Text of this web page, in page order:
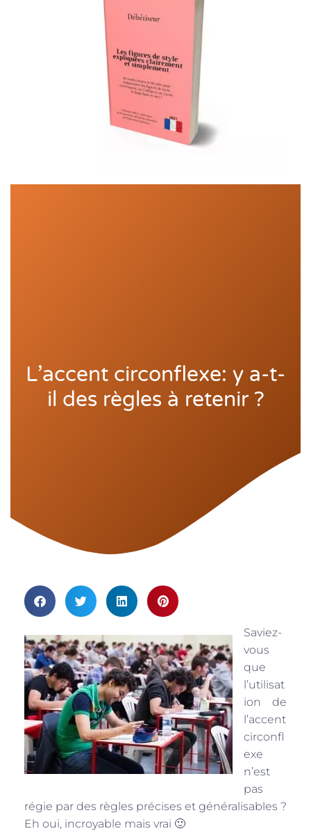
L’accent circonflexe: y a-t-
il des règles à retenir ?
Saviez-
vous
que
l’utilisat
ion de
l’accent
circonfl
exe
n’est
pas
régie par des règles précises et généralisables ?
Eh oui, incroyable mais vrai 🙂